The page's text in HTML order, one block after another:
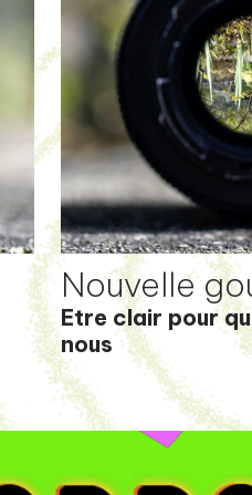
Nouvelle
Etre clair pour
nous